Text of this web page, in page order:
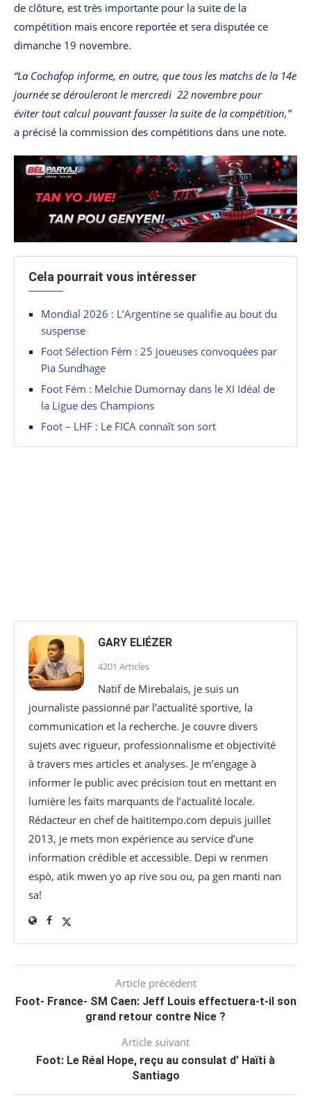
de clôture, est très importante pour la suite de la
compétition mais encore reportée et sera disputée ce
dimanche 19 novembre.
“La Cochafop informe, en outre, que tous les matchs de la 14e
journée se dérouleront le mercredi 22 novembre pour
éviter tout calcul pouvant fausser la suite de la compétition,”
a précisé la commission des compétitions dans une note.
Cela pourrait vous intéresser
Mondial 2026 : L’Argentine se qualifie au bout du
suspense
Foot Sélection Fém : 25 joueuses convoquées par
Pia Sundhage
Foot Fém : Melchie Dumornay dans le XI Idéal de
la Ligue des Champions
Foot – LHF : Le FICA connaît son sort
GARY ELIÉZER
4201 Articles
Natif de Mirebalais, je suis un
journaliste passionné par l’actualité sportive, la
communication et la recherche. Je couvre divers
sujets avec rigueur, professionnalisme et objectivité
à travers mes articles et analyses. Je m’engage à
informer le public avec précision tout en mettant en
lumière les faits marquants de l’actualité locale.
Rédacteur en chef de haititempo.com⁠ depuis juillet
2013, je mets mon expérience au service d’une
information crédible et accessible. Depi w renmen
espò, atik mwen yo ap rive sou ou, pa gen manti nan
sa!
Article précédent
Foot- France- SM Caen: Jeff Louis effectuera-t-il son
grand retour contre Nice ?
Article suivant
Foot: Le Réal Hope, reçu au consulat d’ Haïti à
Santiago